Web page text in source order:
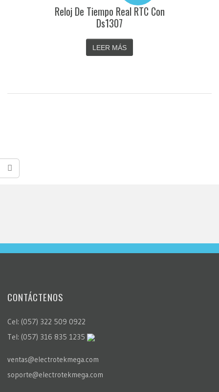
Reloj De Tiempo Real RTC Con
Ds1307
LEER MÁS
CONTÁCTENOS
Cel: (057) 322 509 0922
Tel: (057) 316 835 1235
ventas@electrotekmega.com
soporte@electrotekmega.com